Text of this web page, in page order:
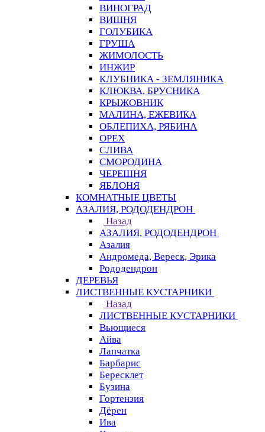
ВИНОГРАД
ВИШНЯ
ГОЛУБИКА
ГРУША
ЖИМОЛОСТЬ
ИНЖИР
КЛУБНИКА - ЗЕМЛЯНИКА
КЛЮКВА, БРУСНИКА
КРЫЖОВНИК
МАЛИНА, ЕЖЕВИКА
ОБЛЕПИХА, РЯБИНА
ОРЕХ
СЛИВА
СМОРОДИНА
ЧЕРЕШНЯ
ЯБЛОНЯ
КОМНАТНЫЕ ЦВЕТЫ
АЗАЛИЯ, РОДОДЕНДРОН
Назад
АЗАЛИЯ, РОДОДЕНДРОН
Азалия
Андромеда, Вереск, Эрика
Рододендрон
ДЕРЕВЬЯ
ЛИСТВЕННЫЕ КУСТАРНИКИ
Назад
ЛИСТВЕННЫЕ КУСТАРНИКИ
Вьющиеся
Айва
Лапчатка
Барбарис
Бересклет
Бузина
Гортензия
Дёрен
Ива